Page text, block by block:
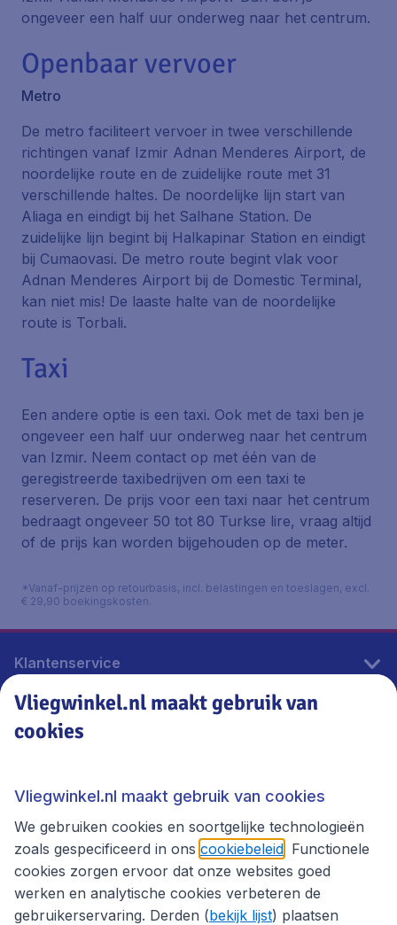
ongeveer een half uur onderweg naar het centrum.
Openbaar vervoer
Metro
De metro faciliteert vervoer in twee verschillende
richtingen vanaf Izmir Adnan Menderes Airport, de
noordelijke route en de zuidelijke route met 31
verschillende haltes. De noordelijke lijn start van
Aliaga en eindigt bij het Salhane Station. De
zuidelijke lijn begint bij Halkapinar Station en eindigt
bij Cumaovasi. De metro route begint vlak voor
Adnan Menderes Airport bij de Domestic Terminal,
kan niet mis! De laaste halte van de noordelijke
route is Torbali.
Taxi
Een andere optie is een taxi. Ook met de taxi ben je
ongeveer een half uur onderweg naar het centrum
van Izmir. Neem contact op met één van de
geregistreerde taxibedrijven om een taxi te
reserveren. De prijs voor een taxi naar het centrum
bedraagt ongeveer 50 tot 80 Turkse lire, vraag altijd
of de prijs kan worden bijgehouden op de meter.
*Vanaf-prijzen op retourbasis, incl. belastingen en toeslagen, excl.
€ 29,90 boekingskosten.
Klantenservice
Vliegwinkel.nl
Thema's
Vliegwinkel.nl maakt gebruik van
cookies
Vliegwinkel.nl maakt gebruik van cookies
We gebruiken cookies en soortgelijke technologieën
zoals gespecificeerd in ons cookiebeleid . Functionele
cookies zorgen ervoor dat onze websites goed
werken en analytische cookies verbeteren de
gebruikerservaring. Derden (bekijk lijst) plaatsen